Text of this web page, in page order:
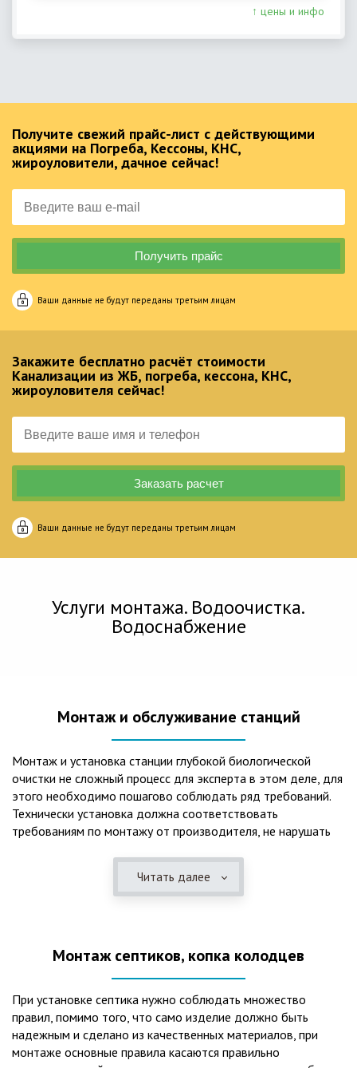
↑ цены и инфо
Получите свежий прайс-лист с действующими
акциями на Погреба, Кессоны, КНС,
жироуловители, дачное сейчас!
Ваши данные не будут переданы третьим лицам
Закажите бесплатно расчёт стоимости
Канализации из ЖБ, погреба, кессона, КНС,
жироуловителя сейчас!
Ваши данные не будут переданы третьим лицам
Услуги монтажа. Водоочистка.
Водоснабжение
Монтаж и обслуживание станций
Монтаж и установка станции глубокой биологической
очистки не сложный процесс для эксперта в этом деле, для
этого необходимо пошагово соблюдать ряд требований.
Технически установка должна соответствовать
требованиям по монтажу от производителя, не нарушать
представления о требованиях ПУЭ, ведь не качественный
монтаж может привезти не только к выходу из строя
вод – самый эффективный способ из всех существующих
оборудования вода может применяться для хозяйственных
нужд и полива огорода, а остатки ила при чистке могут
стать эффективным удобрением. Нет необходимости
тратить средства на ассенизаторскую машину. Системы
Читать далее
Монтаж септиков, копка колодцев
При установке септика нужно соблюдать множество
правил, помимо того, что само изделие должно быть
надежным и сделано из качественных материалов, при
монтаже основные правила касаются правильно